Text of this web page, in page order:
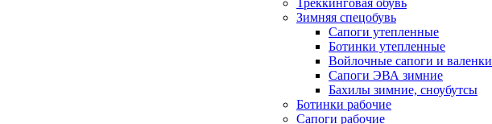
Треккинговая обувь
Зимняя спецобувь
Сапоги утепленные
Ботинки утепленные
Войлочные сапоги и валенки
Сапоги ЭВА зимние
Бахилы зимние, сноубутсы
Ботинки рабочие
Сапоги рабочие